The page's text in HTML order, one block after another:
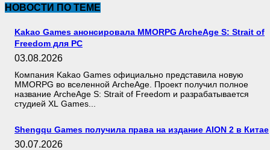
НОВОСТИ ПО ТЕМЕ
Kakao Games анонсировала MMORPG ArcheAge S: Strait of
Freedom для PC
03.08.2026
Компания Kakao Games официально представила новую
MMORPG во вселенной ArcheAge. Проект получил полное
название ArcheAge S: Strait of Freedom и разрабатывается
студией XL Games...
Shengqu Games получила права на издание AION 2 в Китае
30.07.2026